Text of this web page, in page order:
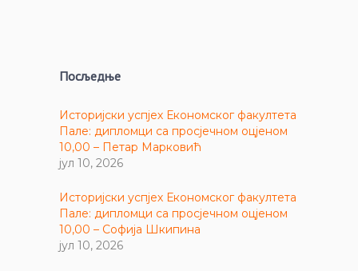
Посљедње
Историјски успјех Економског факултета
Пале: дипломци са просјечном оцјеном
10,00 – Петар Марковић
јул 10, 2026
Историјски успјех Економског факултета
Пале: дипломци са просјечном оцјеном
10,00 – Софија Шкипина
јул 10, 2026